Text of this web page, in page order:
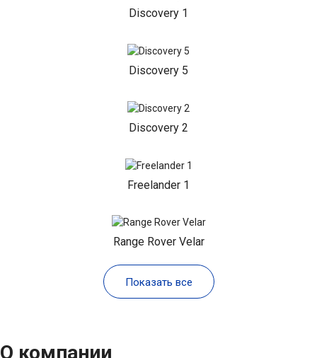
Discovery 1
Discovery 5
Discovery 2
Freelander 1
Range Rover Velar
Показать все
О компании